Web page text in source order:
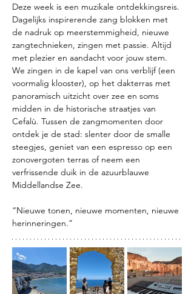
Deze week is een muzikale ontdekkingsreis.
Dagelijks inspirerende zang blokken met
de nadruk op meerstemmigheid, nieuwe
zangtechnieken, zingen met passie. Altijd
met plezier en aandacht voor jouw stem.
We zingen in de kapel van ons verblijf (een
voormalig klooster), op het dakterras met
panoramisch uitzicht over zee en soms
midden in de historische straatjes van
Cefalù. Tussen de zangmomenten door
ontdek je de stad: slenter door de smalle
steegjes, geniet van een espresso op een
zonovergoten terras of neem een
verfrissende duik in de azuurblauwe
Middellandse Zee.
“Nieuwe tonen, nieuwe momenten, nieuwe
herinneringen.”